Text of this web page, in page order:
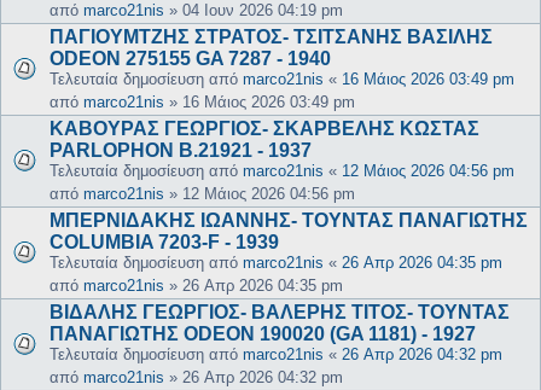
από marco21nis » 04 Ιουν 2026 04:19 pm
ΠΑΓΙΟΥΜΤΖΗΣ ΣΤΡΑΤΟΣ- ΤΣΙΤΣΑΝΗΣ ΒΑΣΙΛΗΣ
ODEON 275155 GA 7287 - 1940
Τελευταία δημοσίευση από marco21nis « 16 Μάιος 2026 03:49 pm
από marco21nis » 16 Μάιος 2026 03:49 pm
ΚΑΒΟΥΡΑΣ ΓΕΩΡΓΙΟΣ- ΣΚΑΡΒΕΛΗΣ ΚΩΣΤΑΣ
PARLOPHON B.21921 - 1937
Τελευταία δημοσίευση από marco21nis « 12 Μάιος 2026 04:56 pm
από marco21nis » 12 Μάιος 2026 04:56 pm
ΜΠΕΡΝΙΔΑΚΗΣ ΙΩΑΝΝΗΣ- ΤΟΥΝΤΑΣ ΠΑΝΑΓΙΩΤΗΣ
COLUMBIA 7203-F - 1939
Τελευταία δημοσίευση από marco21nis « 26 Απρ 2026 04:35 pm
από marco21nis » 26 Απρ 2026 04:35 pm
ΒΙΔΑΛΗΣ ΓΕΩΡΓΙΟΣ- ΒΑΛΕΡΗΣ ΤΙΤΟΣ- ΤΟΥΝΤΑΣ
ΠΑΝΑΓΙΩΤΗΣ ODEON 190020 (GA 1181) - 1927
Τελευταία δημοσίευση από marco21nis « 26 Απρ 2026 04:32 pm
από marco21nis » 26 Απρ 2026 04:32 pm